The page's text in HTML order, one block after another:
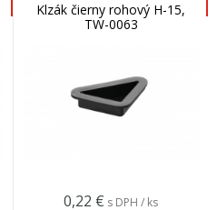
Klzák čierny rohový H-15,
TW-0063
0,22 € s DPH / ks